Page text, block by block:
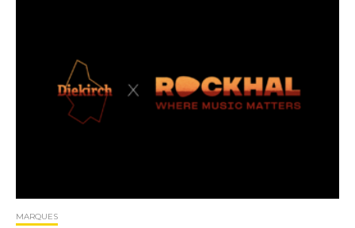
MARQUES